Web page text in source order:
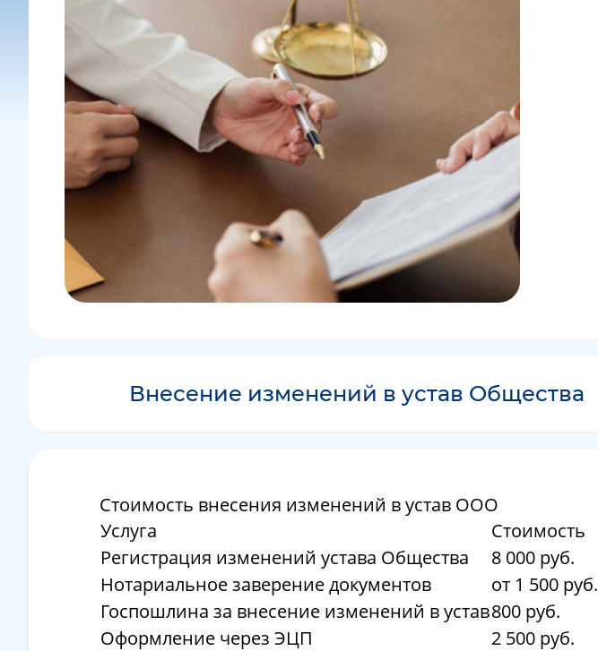
Внесение изменений в устав Общества
Стоимость внесения изменений в устав ООО
Услуга
Стоимость
Регистрация изменений устава Общества
8 000 руб.
Нотариальное заверение документов
от 1 500 руб.
Госпошлина за внесение изменений в устав800 руб.
Оформление через ЭЦП
2 500 руб.